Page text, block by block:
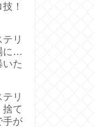
！
テリ
に…
いた
テリ
捨て
手が